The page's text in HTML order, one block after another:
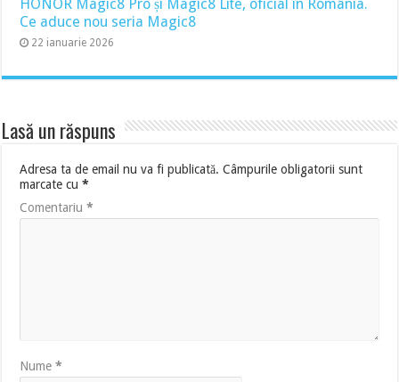
HONOR Magic8 Pro și Magic8 Lite, oficial în România.
Ce aduce nou seria Magic8
22 ianuarie 2026
Lasă un răspuns
Adresa ta de email nu va fi publicată. Câmpurile obligatorii sunt
marcate cu*
Comentariu*
Nume*